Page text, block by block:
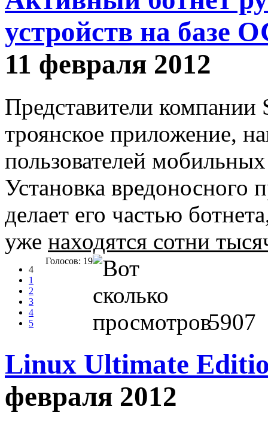
устройств на базе
11 февраля 2012
Представители
троянское приложение,
пользователей
Установка вредоносного
делает его частью
уже находятся сотни
4
1
2
3
4
5
Голосов: 19
5907
Linux Ultimate
февраля 2012